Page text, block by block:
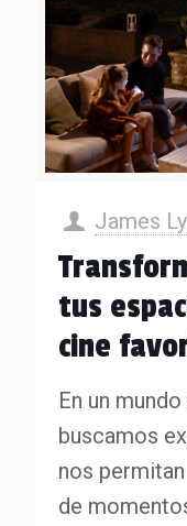
James
tus
cine
En un
buscamos
nos
de